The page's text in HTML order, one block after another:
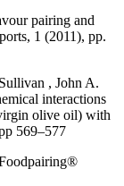
pairing and
1 (2011), pp.
, John A.
interactions
olive oil) with
569–577